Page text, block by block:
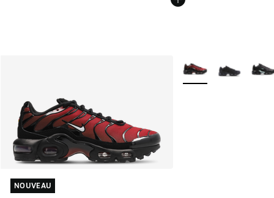
NOUVEAU
NOUVEAU
Plus de couleurs